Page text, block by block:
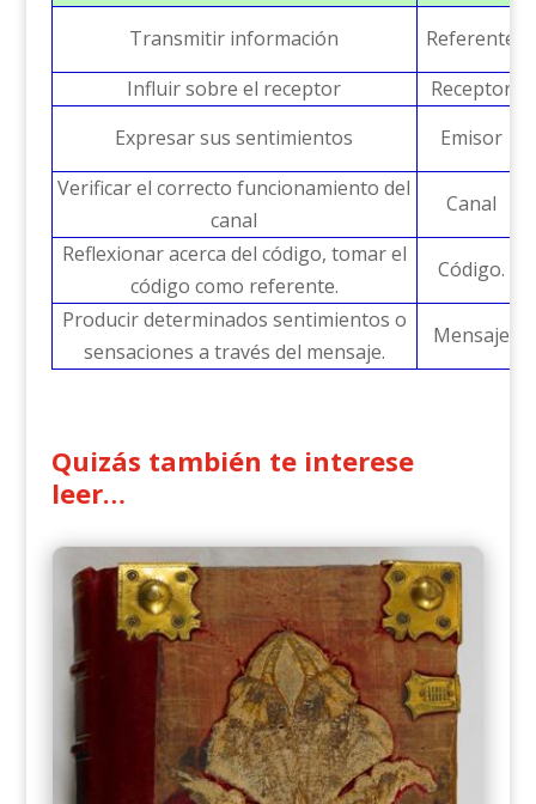
Transmitir información
Referente
Influir sobre el receptor
Receptor
Expresar sus sentimientos
Emisor
Verificar el correcto funcionamiento del
canal
Canal
Reflexionar acerca del código, tomar el
código como referente.
Código.
Producir determinados sentimientos o
sensaciones a través del mensaje.
Mensaje
Quizás también te interese
leer…